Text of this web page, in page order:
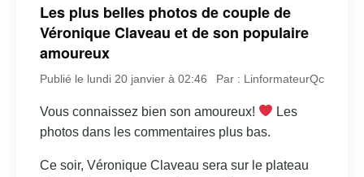
Les plus belles photos de couple de
Véronique Claveau et de son populaire
amoureux
Publié le lundi 20 janvier à 02:46 Par : LinformateurQc
Vous connaissez bien son amoureux!
Les
photos dans les commentaires plus bas.
Ce soir, Véronique Claveau sera sur le plateau